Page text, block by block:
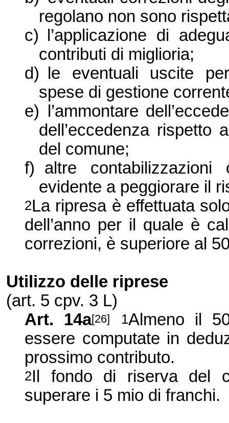
regolano non sono
c)
l’applicazione di
contributi di miglioria;
d)
le eventuali uscite
spese di gestione
e)
l’ammontare
dell’eccedenza rispetto
del comune;
f)
altre
evidente a peggiorare il
2La ripresa è effettuata
dell’anno per il quale è
correzioni, è superiore al
Utilizzo delle riprese
(art. 5 cpv. 3 L)
Art. 14a[26] 1Almeno il
essere computate in
prossimo contributo.
2Il fondo di riserva del
superare i 5 mio di franchi.